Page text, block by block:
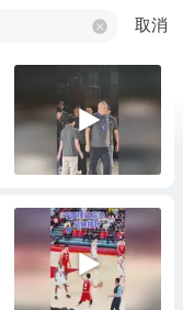
取消